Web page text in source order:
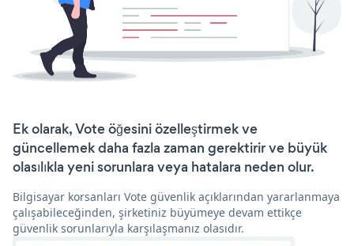
Ek olarak, Vote öğesini özelleştirmek ve
güncellemek daha fazla zaman gerektirir ve büyük
olasılıkla yeni sorunlara veya hatalara neden olur.
Bilgisayar korsanları Vote güvenlik açıklarından yararlanmaya
çalışabileceğinden, şirketiniz büyümeye devam ettikçe
güvenlik sorunlarıyla karşılaşmanız olasıdır.